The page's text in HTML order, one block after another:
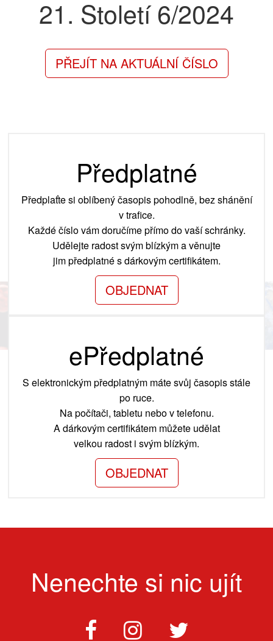
21. Století6/2024
PŘEJÍT NA AKTUÁLNÍ ČÍSLO
Předplatné
Předplaťte si oblíbený časopis pohodlně, bez shánění
v trafice.
Každé číslo vám doručíme přímo do vaší schránky.
Udělejte radost svým blízkým a věnujte
jim předplatné s dárkovým certifikátem.
OBJEDNAT
ePředplatné
S elektronickým předplatným máte svůj časopis stále
po ruce.
Na počítači, tabletu nebo v telefonu.
A dárkovým certifikátem můžete udělat
velkou radost i svým blízkým.
OBJEDNAT
Nenechte si nic ujít